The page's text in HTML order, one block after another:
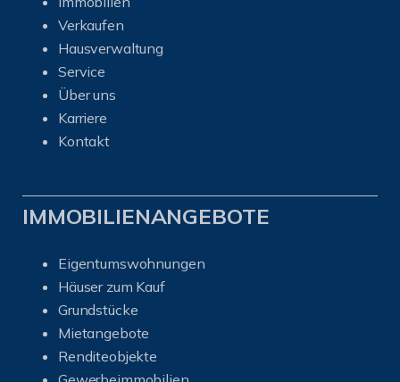
Verkaufen
Hausverwaltung
Service
Über uns
Karriere
Kontakt
IMMOBILIENANGEBOTE
Eigentumswohnungen
Häuser zum Kauf
Grundstücke
Mietangebote
Renditeobjekte